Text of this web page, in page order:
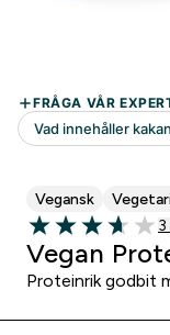
Vegansk
3.67 out of 5
3
3
Vegan
Proteinrik godbit